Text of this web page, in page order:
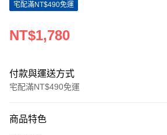
宅配滿NT$490免運
NT$1,780
付款與運送方式
宅配滿NT$490免運
信用卡一次付款
商品特色